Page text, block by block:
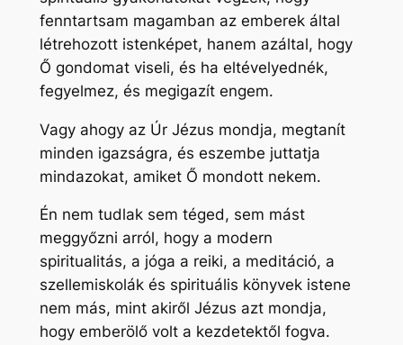
fenntartsam magamban az emberek által
létrehozott istenképet, hanem azáltal, hogy
Ő gondomat viseli, és ha eltévelyednék,
fegyelmez, és megigazít engem.
Vagy ahogy az Úr Jézus mondja, megtanít
minden igazságra, és eszembe juttatja
mindazokat, amiket Ő mondott nekem.
Én nem tudlak sem téged, sem mást
meggyőzni arról, hogy a modern
spiritualitás, a jóga a reiki, a meditáció, a
szellemiskolák és spirituális könyvek istene
nem más, mint akiről Jézus azt mondja,
hogy emberölő volt a kezdetektől fogva.